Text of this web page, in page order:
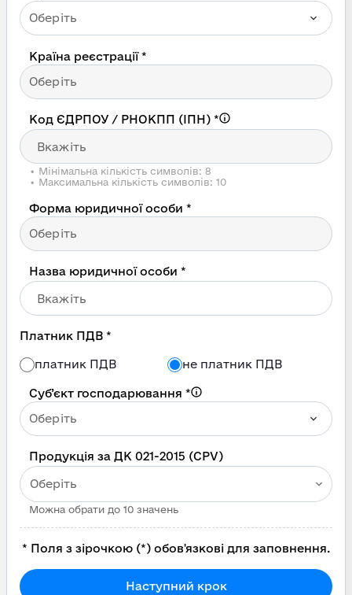
Оберіть
Країна реєстрації *
Оберіть
Код ЄДРПОУ / РНОКПП (ІПН) *
• Мінімальна кількість символів: 8
• Максимальна кількість символів: 10
Форма юридичної особи *
Оберіть
Назва юридичної особи *
Платник ПДВ *
платник ПДВ не платник ПДВ
Суб’єкт господарювання *
Оберіть
Продукція за ДК 021-2015 (CPV)
Оберіть
Можна обрати до 10 значень
* Поля з зірочкою (*) обов'язкові для заповнення.
Наступний крок